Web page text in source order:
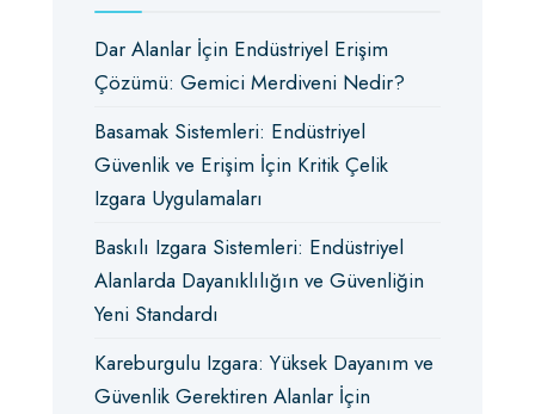
Dar Alanlar İçin Endüstriyel Erişim
Çözümü: Gemici Merdiveni Nedir?
Basamak Sistemleri: Endüstriyel
Güvenlik ve Erişim İçin Kritik Çelik
Izgara Uygulamaları
Baskılı Izgara Sistemleri: Endüstriyel
Alanlarda Dayanıklılığın ve Güvenliğin
Yeni Standardı
Kareburgulu Izgara: Yüksek Dayanım ve
Güvenlik Gerektiren Alanlar İçin